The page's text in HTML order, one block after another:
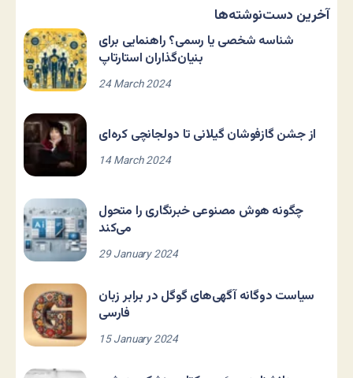
آخرین دست‌نوشته‌ها
شناسه شخصی یا رسمی؟ راهنمایی برای
بنیان‌گذاران استارتاپ
24 March 2024
از جشن گازفوشان گیلانی تا دولجانچی کره‌ای
14 March 2024
چگونه هوش مصنوعی خبرنگاری را متحول
می‌کند
29 January 2024
سیاست دوگانه آگهی‌های گوگل در برابر زبان
فارسی
15 January 2024